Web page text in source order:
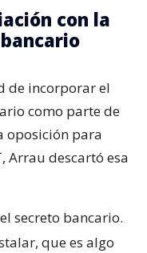
con la
de incorporar el
como parte de
oposición para
Arrau descartó esa
secreto bancario.
que es algo